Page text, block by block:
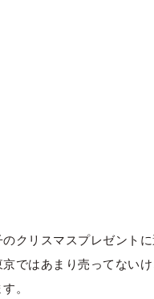
のクリスマスプレゼント
京ではあまり売ってない
。